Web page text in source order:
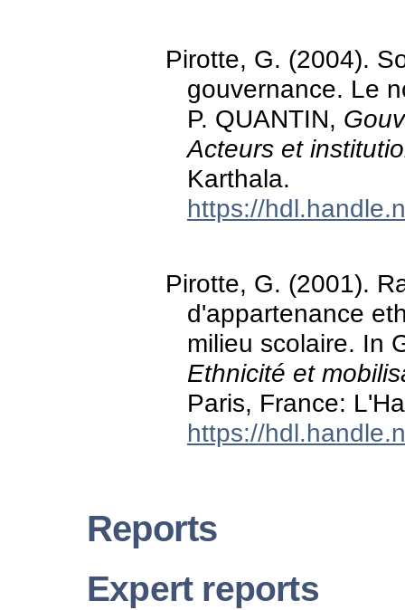
Pirotte, G. (2004).
gouvernance. Le
P. QUANTIN,
Acteurs et
Karthala.
https://
Pirotte, G. (2001).
d'appartenance
milieu scolaire. In
Ethnicité et
Paris, France:
https://
Reports
Expert reports